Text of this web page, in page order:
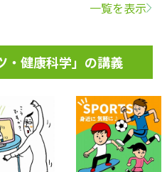
一覧を表示
・健康科学」の講義